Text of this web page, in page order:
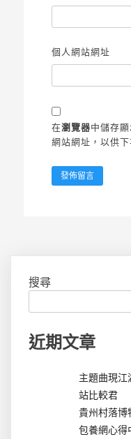
個人網站網址
在瀏覽器中儲存
網站網址，以供
搜尋
近期文章
主題曲現
站比較君
貴州村落博
包養網心得